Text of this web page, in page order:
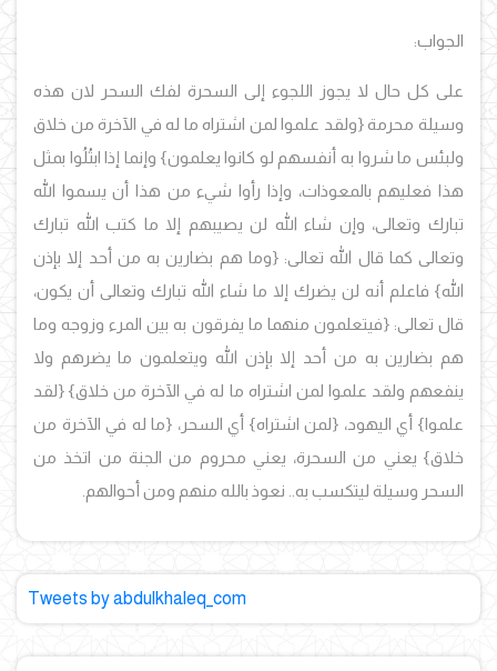
الجواب:
على كل حال لا يجوز اللجوء إلى السحرة لفك السحر لان هذه
وسيلة محرمة {ولقد علموا لمن اشتراه ما له في الآخرة من خلاق
ولبئس ما شروا به أنفسهم لو كانوا يعلمون} وإنما إذا ابتُلُوا بمثل
هذا فعليهم بالمعوذات، وإذا رأوا شيء من هذا أن يسموا الله
تبارك وتعالى، وإن شاء الله لن يصيبهم إلا ما كتب الله تبارك
وتعالى كما قال الله تعالى: {وما هم بضارين به من أحد إلا بإذن
الله} فاعلم أنه لن يضرك إلا ما شاء الله تبارك وتعالى أن يكون،
قال تعالى: {فيتعلمون منهما ما يفرقون به بين المرء وزوجه وما
هم بضارين به من أحد إلا بإذن الله ويتعلمون ما يضرهم ولا
ينفعهم ولقد علموا لمن اشتراه ما له في الآخرة من خلاق} {لقد
علموا} أي اليهود، {لمن اشتراه} أي السحر، {ما له في الآخرة من
خلاق} يعني من السحرة، يعني محروم من الجنة من اتخذ من
السحر وسيلة ليتكسب به.. نعوذ بالله منهم ومن أحوالهم.
Tweets by abdulkhaleq_com